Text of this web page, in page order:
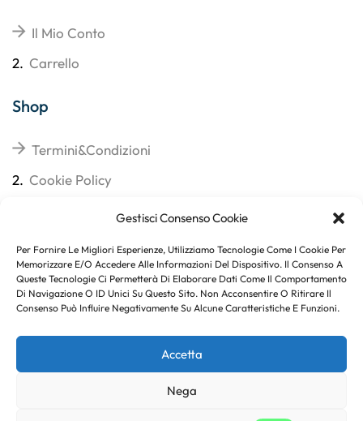
Gestisci Consenso Cookie
Per Fornire Le Migliori Esperienze, Utilizziamo Tecnologie Come I Cookie Per
Memorizzare E/o Accedere Alle Informazioni Del Dispositivo. Il Consenso A
Queste Tecnologie Ci Permetterà Di Elaborare Dati Come Il Comportamento
Di Navigazione O ID Unici Su Questo Sito. Non Acconsentire O Ritirare Il
Consenso Può Influire Negativamente Su Alcune Caratteristiche E Funzioni.
Accetta
Nega
Il Mio Conto
2. Carrello
Shop
Termini&Condizioni
2. Cookie Policy